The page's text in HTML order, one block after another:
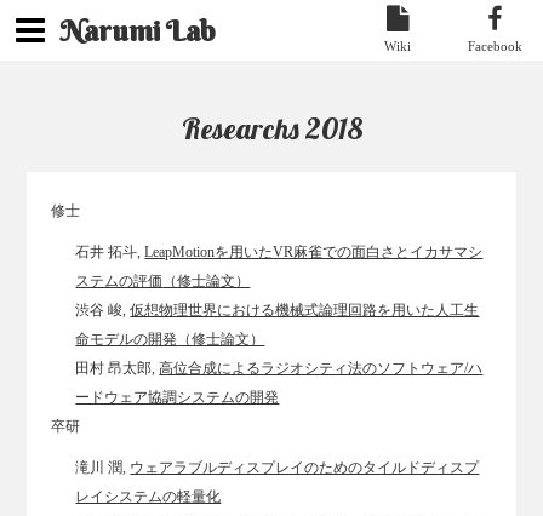
Narumi Lab Wiki Facebook
Researchs 2018
修士
石井 拓斗,LeapMotionを用いたVR麻雀での面白さとイカサマシ
ステムの評価 （修士論文）
渋谷 峻,仮想物理世界における機械式論理回路を用いた人工生
命モデルの開発 （修士論文）
田村 昂太郎,高位合成によるラジオシティ法のソフトウェア/ハ
ードウェア協調システムの開発
卒研
滝川 潤, ウェアラブルディスプレイのためのタイルドディスプ
レイシステムの軽量化